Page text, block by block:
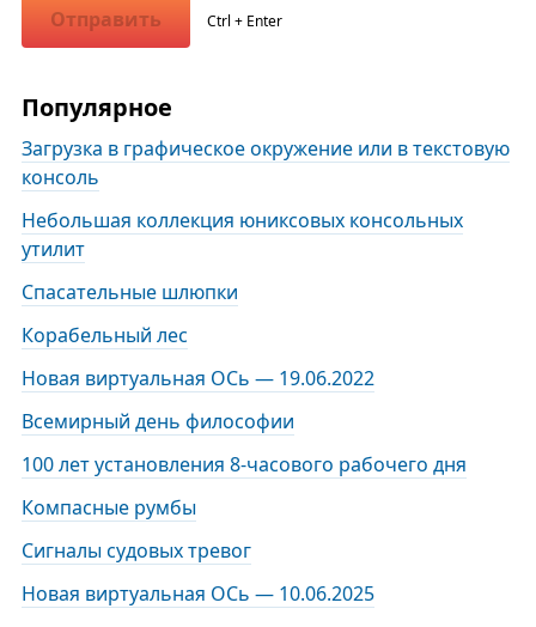
Отправить Ctrl + Enter
Популярное
Загрузка в графическое окружение или в текстовую
консоль
Небольшая коллекция юниксовых консольных
утилит
Спасательные шлюпки
Корабельный лес
Новая виртуальная ОСь — 19.06.2022
Всемирный день философии
100 лет установления 8-часового рабочего дня
Компасные румбы
Сигналы судовых тревог
Новая виртуальная ОСь — 10.06.2025